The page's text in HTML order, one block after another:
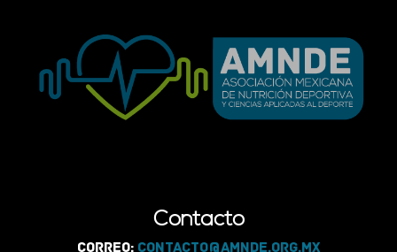
Contacto
Correo: contacto@amnde.org.mx